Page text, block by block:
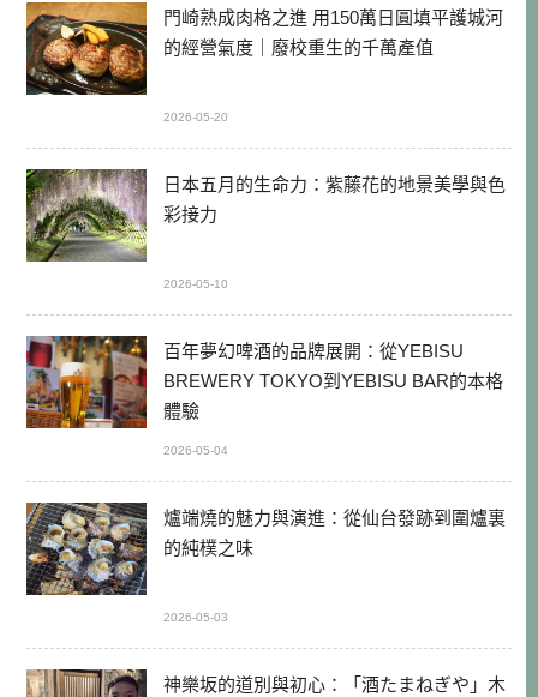
門崎熟成肉格之進 用150萬日圓填平護城河
的經營氣度｜廢校重生的千萬產值
2026-05-20
日本五月的生命力：紫藤花的地景美學與色
彩接力
2026-05-10
百年夢幻啤酒的品牌展開：從YEBISU
BREWERY TOKYO到YEBISU BAR的本格
體驗
2026-05-04
爐端燒的魅力與演進：從仙台發跡到圍爐裏
的純樸之味
2026-05-03
神樂坂的道別與初心：「酒たまねぎや」木